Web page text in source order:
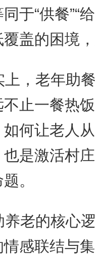
于“供餐”“
覆盖的困境
上，老年助
不止一餐热
何让老人
也是激活村
。
养老的核心
情感联结与